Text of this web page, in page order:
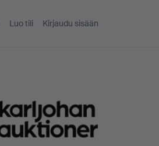
Luo tili Kirjaudu sisään